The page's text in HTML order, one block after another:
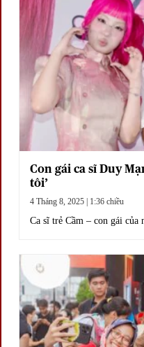
Con gái ca sĩ Duy
tôi’
4 Tháng 8, 2025 | 1:36 chiều
Ca sĩ trẻ Cầm – con gái của